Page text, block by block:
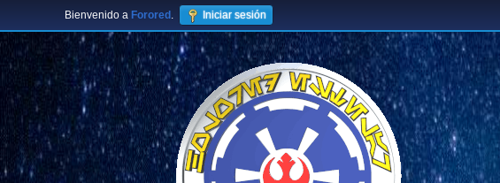
Bienvenido a Forored . Iniciar sesión